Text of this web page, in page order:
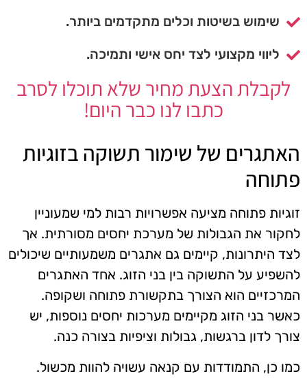
שימוש בשיטות וכלים מתקדמים ביותר.
ליווי מקצועי לצד יחס אישי ותמיכה.
לקבלת הצעת מחיר שלא תוכלו לסרב
כתבו לנו כבר היום!
האתגרים של שימור תשוקה בזוגיות
פתוחה
זוגיות פתוחה מציעה אפשרויות רבות למי שמעוניין
לחקור את הגבולות של מערכת יחסים מסורתית. אך
לצד היתרונות, קיימים גם אתגרים משמעותיים שיכולים
להשפיע על התשוקה בין בני הזוג. אחד האתגרים
המרכזיים הוא הצורך בתקשורת פתוחה ושקופה.
כאשר בני הזוג מקיימים מערכות יחסים נוספות, יש
צורך לדון ברגשות, גבולות וציפיות בצורה כנה.
כמו כן, התמודדות עם קנאה עשויה להוות מכשול.